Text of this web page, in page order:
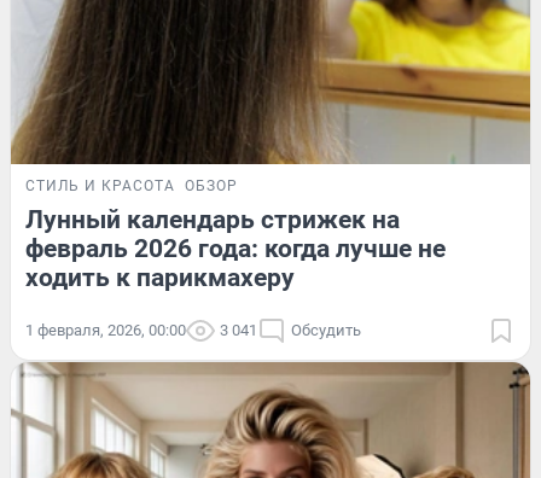
СТИЛЬ И КРАСОТА ОБЗОР
Лунный календарь стрижек на
февраль 2026 года: когда лучше не
ходить к парикмахеру
1 февраля, 2026, 00:00 3 041 Обсудить